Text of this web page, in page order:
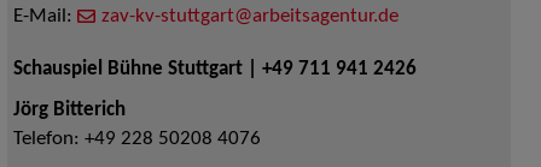
E-Mail:
zav-kv-stuttgart@arbeitsagentur.de
Schauspiel Bühne Stuttgart | +49 711 941 2426
Jörg Bitterich
Telefon: +49 228 50208 4076